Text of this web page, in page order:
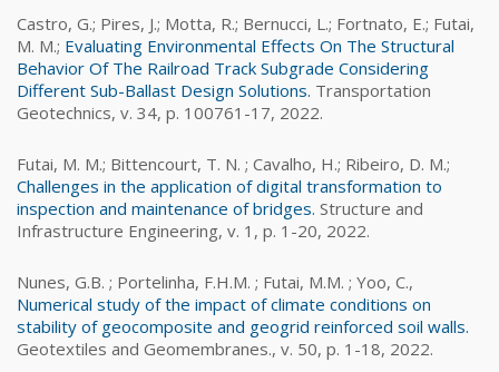
Castro, G.; Pires, J.; Motta, R.; Bernucci, L.; Fortnato, E.; Futai,
M. M.; Evaluating Environmental Effects On The Structural
Behavior Of The Railroad Track Subgrade Considering
Different Sub-Ballast Design Solutions. Transportation
Geotechnics, v. 34, p. 100761-17, 2022.
Futai, M. M.; Bittencourt, T. N. ; Cavalho, H.; Ribeiro, D. M.;
Challenges in the application of digital transformation to
inspection and maintenance of bridges. Structure and
Infrastructure Engineering, v. 1, p. 1-20, 2022.
Nunes, G.B. ; Portelinha, F.H.M. ; Futai, M.M. ; Yoo, C.,
Numerical study of the impact of climate conditions on
stability of geocomposite and geogrid reinforced soil walls.
Geotextiles and Geomembranes., v. 50, p. 1-18, 2022.